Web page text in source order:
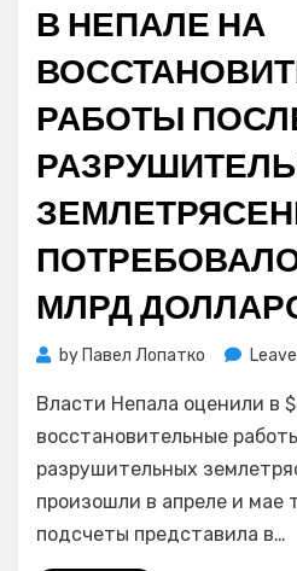
В НЕПАЛЕ НА
РАБОТЫ
МЛРД
by Павел Лопатко
Власти Непала оценили в
восстановительные
разрушительных
произошли в апреле и мае
подсчеты представила в…